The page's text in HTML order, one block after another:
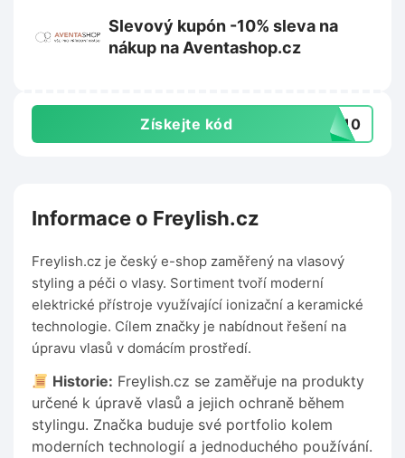
Slevový kupón -10% sleva na
nákup na Aventashop.cz
Získejte kód TA10
Informace o Freylish.cz
Freylish.cz je český e-shop zaměřený na vlasový
styling a péči o vlasy. Sortiment tvoří moderní
elektrické přístroje využívající ionizační a keramické
technologie. Cílem značky je nabídnout řešení na
úpravu vlasů v domácím prostředí.
Historie: Freylish.cz se zaměřuje na produkty
určené k úpravě vlasů a jejich ochraně během
stylingu. Značka buduje své portfolio kolem
moderních technologií a jednoduchého používání.